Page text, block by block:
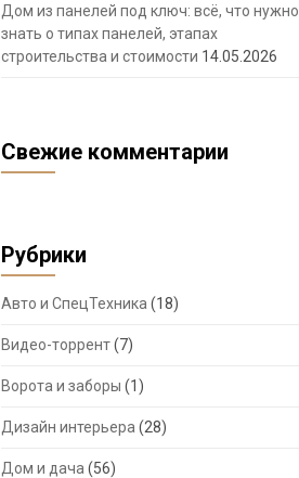
Дом из панелей под ключ: всё, что нужно
знать о типах панелей, этапах
строительства и стоимости 14.05.2026
Свежие комментарии
Рубрики
Авто и СпецТехника (18)
Видео-торрент(7)
Ворота и заборы (1)
Дизайн интерьера (28)
Дом и дача (56)